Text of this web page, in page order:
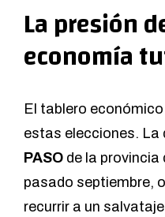
La presión
economía
El tablero
estas elecciones. La
PASO de la provincia
pasado septiembre,
recurrir a un